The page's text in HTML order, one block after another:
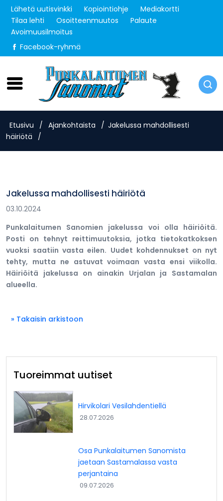
Lähetä uutisvinkki Kopiointiohje
Mediakortti
Tilaa lehti
Osoitteenmuutos
Palaute
Avoimuusilmoitus
Facebook-ryhmä
Perjantai 7.8.2026
Etusivu / Ajankohtaista / Jakelussa mahdollisesti
häiriötä
/
Jakelussa mahdollisesti häiriötä
03.10.2024
Punkalaitumen Sanomien jakelussa voi olla häiriöitä.
Posti on tehnyt reittimuutoksia, jotka tietokatkoksen
vuoksi saatiin vasta eilen. Uudet kohdennukset on nyt
tehty, mutta ne astuvat voimaan vasta ensi viikolla.
Häiriöitä jakelussa on ainakin Urjalan ja Sastamalan
alueella.
» Takaisin arkistoon
Tuoreimmat uutiset
Hirvikolari Vesilahdentiellä
28.07.2026
Osa Punkalaitumen Sanomista
jaetaan Sastamalassa vasta
perjantaina
09.07.2026